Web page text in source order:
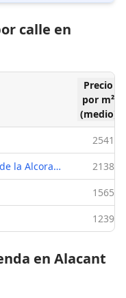
calle en
Precio
por m²
(medio)
2541 €
Carretera de l'Alcoraia / Carretera de la Alcoraya
2138 €
1565 €
1239 €
en Alacant